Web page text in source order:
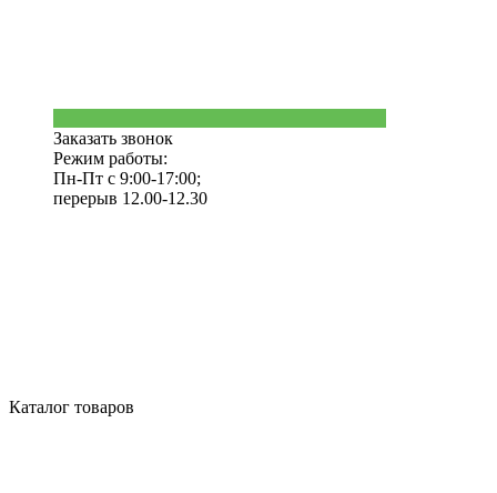
Заказать звонок
Режим работы:
Пн-Пт с 9:00-17:00;
перерыв 12.00-12.30
Каталог товаров